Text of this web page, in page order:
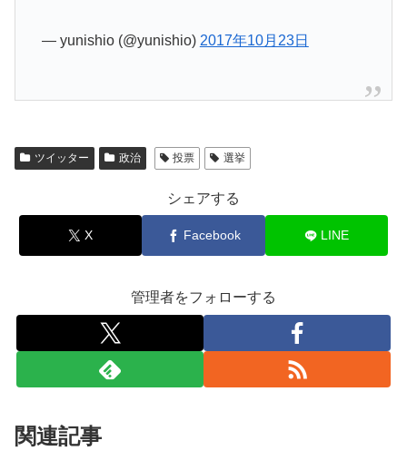
— yunishio (@yunishio) 2017年10月23日
ツイッター 政治 投票 選挙
シェアする
X Facebook LINE
管理者をフォローする
関連記事